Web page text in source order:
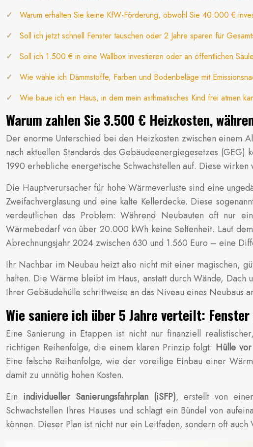
Warum erhalten Sie keine KfW-Förderung, obwohl Sie 40.000 €
Soll ich jetzt schnell Fenster tauschen oder 2 Jahre sparen für
Soll ich 1.500 € in eine Wallbox investieren oder an öffentlichen
Wie wähle ich Dämmstoffe, Farben und Bodenbeläge mit
Wie baue ich ein Haus, in dem mein asthmatisches Kind frei atmen
Warum zahlen Sie 3.500 € Heizkosten,
Der enorme Unterschied bei den Heizkosten zwischen einem
nach aktuellen Standards des Gebäudeenergiegesetzes
1990 erhebliche energetische Schwachstellen auf. Diese
Die Hauptverursacher für hohe Wärmeverluste sind eine
Zweifachverglasung und eine kalte Kellerdecke. Diese
verdeutlichen das Problem: Während Neubauten oft nur
Wärmebedarf von über 20.000 kWh keine Seltenheit. Laut
Abrechnungsjahr 2024 zwischen 630 und 1.560 Euro – eine
Ihr Nachbar im Neubau heizt also nicht mit einer magischen,
halten. Die Wärme bleibt im Haus, anstatt durch Wände, Dach
Ihrer Gebäudehülle schrittweise an das Niveau eines Neubaus
Wie saniere ich über 5 Jahre verteilt:
Eine Sanierung in Etappen ist nicht nur finanziell
richtigen Reihenfolge, die einem klaren Prinzip folgt: Hülle
Eine falsche Reihenfolge, wie der voreilige Einbau einer
damit zu unnötig hohen Kosten.
Ein individueller Sanierungsfahrplan (iSFP), erstellt von
Schwachstellen Ihres Hauses und schlägt ein Bündel von
können. Dieser Plan ist nicht nur ein Leitfaden, sondern oft